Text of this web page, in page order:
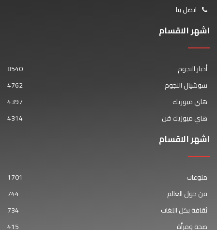
اتصل بنا
اشهر الاقسام
أخبار النجوم
8540
سوشيال النجوم
4762
هاي ميوزيك
4397
هاي ميوزيك فن
4314
اشهر الاقسام
منوعات
1701
فن حول العالم
744
ثقافة بكل اللغات
734
صحة ومرأة
415